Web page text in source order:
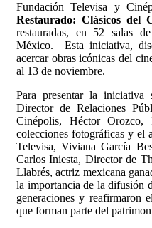
Fundación Televisa y
Restaurado: Clásicos del
restauradas, en 52 salas
México. Esta iniciativa,
acercar obras icónicas del
al 13 de noviembre.
Para presentar la iniciativa
Director de Relaciones
Cinépolis, Héctor
colecciones fotográficas y el
Televisa, Viviana García
Carlos Iniesta, Director de
Llabrés, actriz mexicana
la importancia de la difusión
generaciones y reafirmaron
que forman parte del